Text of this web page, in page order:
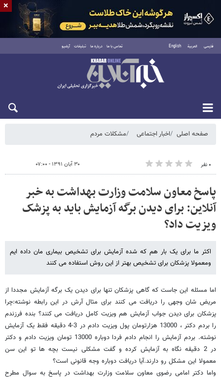
فارسی العربية English تماس با ما درباره ما تبلیغات آرشیو
شنبه ۱۷ مرداد ۱۴۰۵
صفحه اصلی اخبار اجتماعی مشکلات مردم
۰ نفر ۳۰ آبان ۱۳۹۱ - ۰۷:۰۰
پاسخ معاون سلامت وزارت بهداشت به خبر
آنلاین: برای دیدن برگه آزمایش باید به پزشک
ویزیت داد؟
اکثر ما برای یک بار هم که شده آزمایش برای تشخیص بیماری مان داده ایم
ومعمولا پزشکان برای تشخیص بهتر از این روش استفاده می کنند
اما مسئله این جاست که گاهی پزشکان تنها برای دیدن یک برگه آزمایش مجددا از
مریض شان وجهی را دریافت می کنند برای مثال آرش در این رابطه نوشته:چرا
پزشکان برای دیدن جواب آزمایش هم ویزیت کامل دریافت می کنند؟ بنده فرزندم
را بردم دکتر ، 13000 هزارتومان پول ویزیت دادم در 3-4 دقیقه فقط یک آزمایش
نوشته. بردم آزمایش را انجام دادم فردا دوباره 13000 تومان ویزیت دادم و دکتر
در 2 دقیقه نگاه به آزمایش کرده و گفت مشکلی نیست بچه ها تو این سن
معمولا این مشکل رو دارند.آیا دریافت دوباره وجه قانونی است؟
واما دکتر امامی رضوی معاون سلامت وزارت بهداشت در پاسخ به سوال مطرح
×